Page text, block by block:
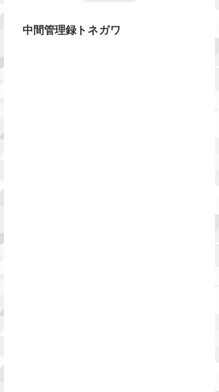
中間管理録トネガワ